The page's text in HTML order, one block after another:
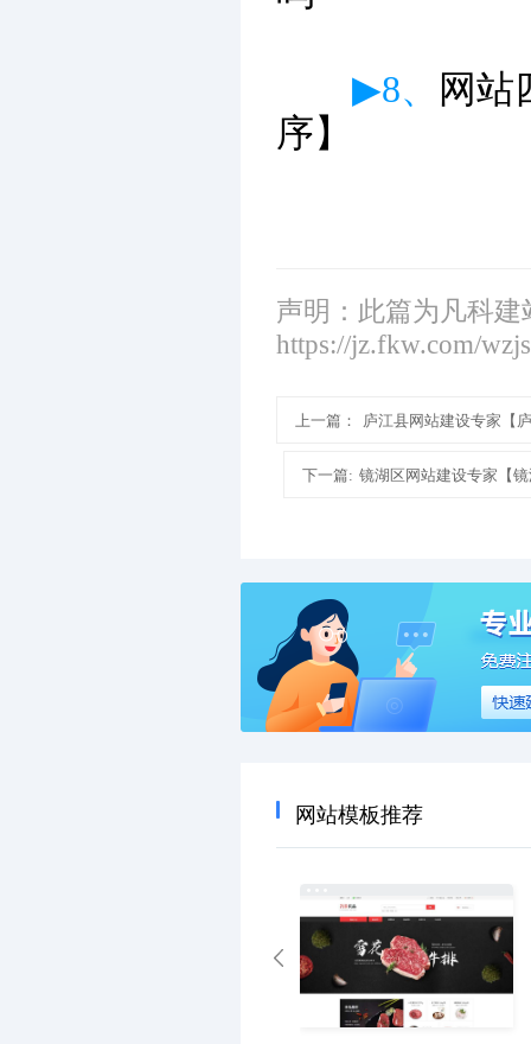
▶8、
网站
序】
声明：此篇为凡科
https://jz.fkw.com/
上一篇： 庐江县网站建设专家【
下一篇: 镜湖区网站建设专家【
网站模板推荐